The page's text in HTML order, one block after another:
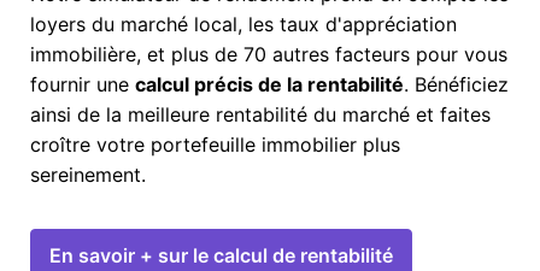
loyers du marché local, les taux d'appréciation
immobilière, et plus de 70 autres facteurs pour vous
fournir une calcul précis de la rentabilité. Bénéficiez
ainsi de la meilleure rentabilité du marché et faites
croître votre portefeuille immobilier plus
sereinement.
En savoir + sur le calcul de rentabilité